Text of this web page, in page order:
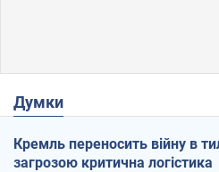
Думки
Кремль переносить війну в
загрозою критична логістика